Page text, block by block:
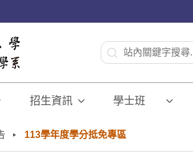
招生資訊 學士班⠀⠀
113學年度學分抵免專區